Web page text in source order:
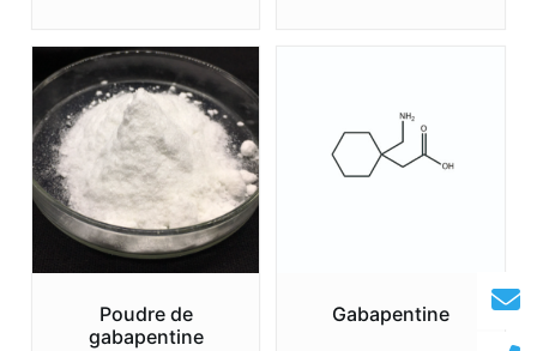
Poudre de
gabapentine
Gabapentine